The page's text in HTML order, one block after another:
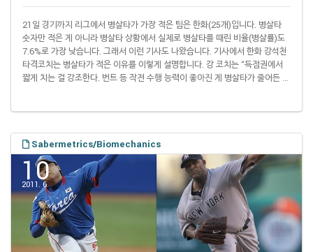
21일 경기까지 리그에서 병살타가 가장 적은 팀은 한화(25개)입니다. 병살타
숫자만 적은 게 아니라 병살타 상황에서 실제로 병살타를 때린 비율(병살률)도
7.6%로 가장 낮습니다. 그래서 이런 기사도 나왔습니다. 기사에서 한화 강석천
타격코치는 병살타가 적은 이유를 이렇게 설명합니다. 강 코치는 “득점권에서
짧게 치는 걸 강조한다. 번트 등 작전 수행 능력이 좋아진 게 병살타가 줄어든 요
습니다. 병살 숫자는 한화가 가장 적고 SK가 그 다음입니다. 희생번트로 주자를
.. Sabermetrics/Biomechanics
10
2011. 6.